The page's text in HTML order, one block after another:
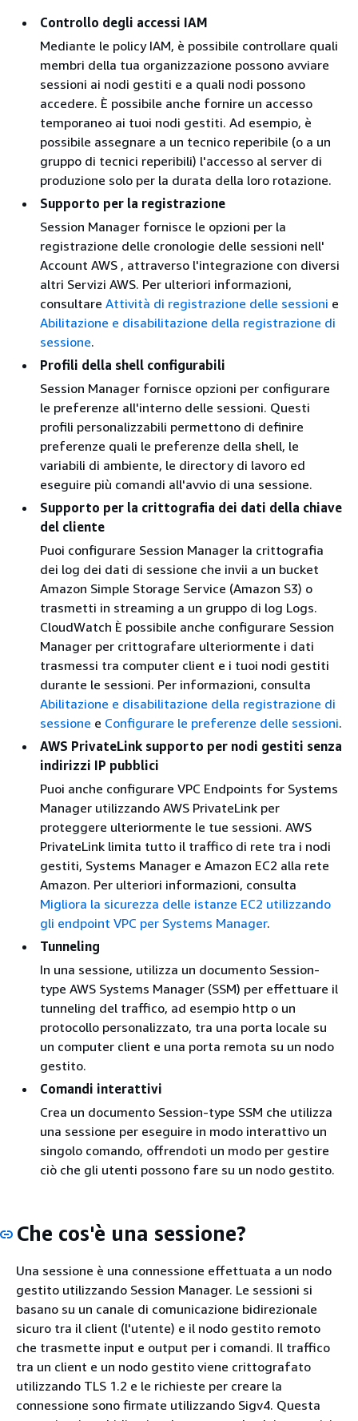
Controllo degli accessi IAM
Mediante le policy IAM, è possibile controllare quali
membri della tua organizzazione possono avviare
sessioni ai nodi gestiti e a quali nodi possono
accedere. È possibile anche fornire un accesso
temporaneo ai tuoi nodi gestiti. Ad esempio, è
possibile assegnare a un tecnico reperibile (o a un
gruppo di tecnici reperibili) l'accesso al server di
produzione solo per la durata della loro rotazione.
Supporto per la registrazione
Session Manager fornisce le opzioni per la
registrazione delle cronologie delle sessioni nell'
Account AWS , attraverso l'integrazione con diversi
altri Servizi AWS. Per ulteriori informazioni,
consultare Attività di registrazione delle sessioni e
Abilitazione e disabilitazione della registrazione di
sessione.
Profili della shell configurabili
Session Manager fornisce opzioni per configurare
le preferenze all'interno delle sessioni. Questi
profili personalizzabili permettono di definire
preferenze quali le preferenze della shell, le
variabili di ambiente, le directory di lavoro ed
eseguire più comandi all'avvio di una sessione.
Supporto per la crittografia dei dati della chiave
del cliente
Puoi configurare Session Manager la crittografia
dei log dei dati di sessione che invii a un bucket
Amazon Simple Storage Service (Amazon S3) o
trasmetti in streaming a un gruppo di log Logs.
CloudWatch È possibile anche configurare Session
Manager per crittografare ulteriormente i dati
trasmessi tra computer client e i tuoi nodi gestiti
durante le sessioni. Per informazioni, consulta
Abilitazione e disabilitazione della registrazione di
sessione e Configurare le preferenze delle sessioni.
AWS PrivateLink supporto per nodi gestiti senza
indirizzi IP pubblici
Puoi anche configurare VPC Endpoints for Systems
Manager utilizzando AWS PrivateLink per
proteggere ulteriormente le tue sessioni. AWS
PrivateLink limita tutto il traffico di rete tra i nodi
gestiti, Systems Manager e Amazon EC2 alla rete
Amazon. Per ulteriori informazioni, consulta
Migliora la sicurezza delle istanze EC2 utilizzando
gli endpoint VPC per Systems Manager.
Tunneling
In una sessione, utilizza un documento Session-
type AWS Systems Manager (SSM) per effettuare il
tunneling del traffico, ad esempio http o un
protocollo personalizzato, tra una porta locale su
un computer client e una porta remota su un nodo
gestito.
Comandi interattivi
Crea un documento Session-type SSM che utilizza
una sessione per eseguire in modo interattivo un
singolo comando, offrendoti un modo per gestire
ciò che gli utenti possono fare su un nodo gestito.
Che cos'è una sessione?
Una sessione è una connessione effettuata a un nodo
gestito utilizzando Session Manager. Le sessioni si
basano su un canale di comunicazione bidirezionale
sicuro tra il client (l'utente) e il nodo gestito remoto
che trasmette input e output per i comandi. Il traffico
tra un client e un nodo gestito viene crittografato
utilizzando TLS 1.2 e le richieste per creare la
connessione sono firmate utilizzando Sigv4. Questa